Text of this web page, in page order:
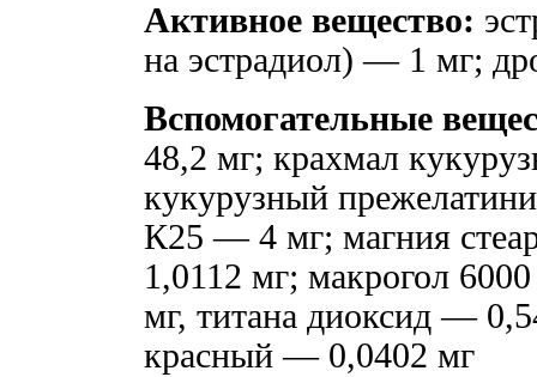
Активное вещество:
на эстрадиол) — 1 мг;
Вспомогательные
48,2 мг; крахмал
кукурузный
К25 — 4 мг; магния
1,0112 мг; макрогол
мг, титана диоксид —
красный — 0,0402 мг